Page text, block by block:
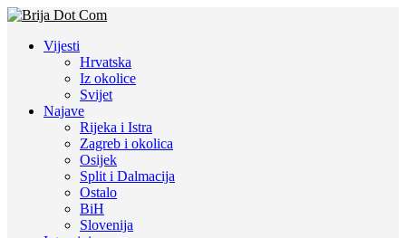
Vijesti
Hrvatska
Iz okolice
Svijet
Najave
Rijeka i Istra
Zagreb i okolica
Osijek
Split i Dalmacija
Ostalo
BiH
Slovenija